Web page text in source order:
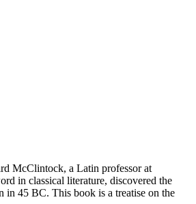
McClintock, a Latin professor at
in classical literature, discovered the
45 BC. This book is a treatise on the